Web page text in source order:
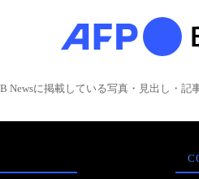
Newsに掲載している写真・見出し・記